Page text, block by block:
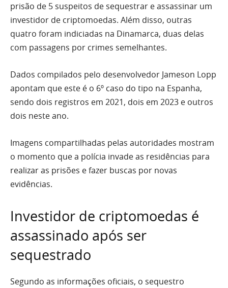
prisão de 5 suspeitos de sequestrar e assassinar um
investidor de criptomoedas. Além disso, outras
quatro foram indiciadas na Dinamarca, duas delas
com passagens por crimes semelhantes.
Dados compilados pelo desenvolvedor Jameson Lopp
apontam que este é o 6º caso do tipo na Espanha,
sendo dois registros em 2021, dois em 2023 e outros
dois neste ano.
Imagens compartilhadas pelas autoridades mostram
o momento que a polícia invade as residências para
realizar as prisões e fazer buscas por novas
evidências.
Investidor de criptomoedas é
assassinado após ser
sequestrado
Segundo as informações oficiais, o sequestro